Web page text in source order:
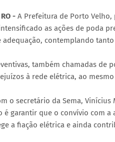
- A Prefeitura de Porto
as ações de poda
adequação, contemplando
também chamadas de
à rede elétrica, ao
o secretário da Sema,
é garantir que o convívio com
a fiação elétrica e ainda